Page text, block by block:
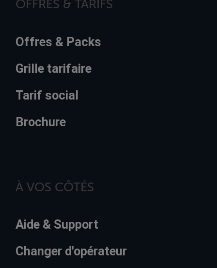
OFFRES & TARIFS
Offres & Packs
Grille tarifaire
Tarif social
Brochure
À VOS CÔTÉS
Aide & Support
Changer d'opérateur